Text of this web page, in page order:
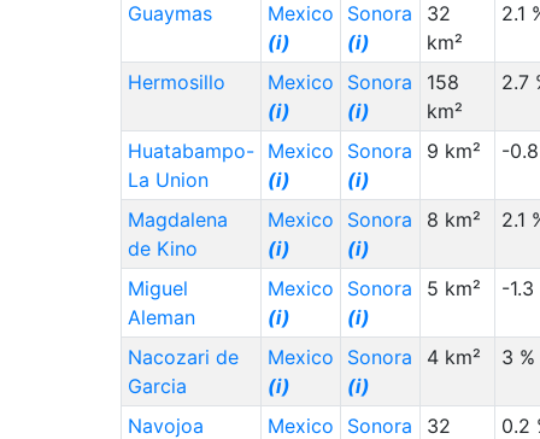
Guaymas
Mexico
(i)
Sonora
(i)
32
km²
2.1
Hermosillo
Mexico
(i)
Sonora
(i)
158
km²
2.7
Huatabampo-
La Union
Mexico
(i)
Sonora
(i)
9 km² -
Magdalena
de Kino
Mexico
(i)
Sonora
(i)
8 km² 2.1
Miguel
Aleman
Mexico
(i)
Sonora
(i)
5 km² -1.3
Nacozari de
Garcia
Mexico
(i)
Sonora
(i)
4 km² 3 %
Navojoa
Mexico
Sonora
32
0.2